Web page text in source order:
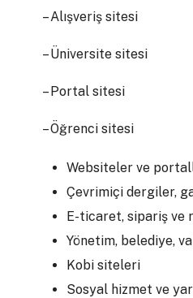
– Alışveriş sitesi
– Üniversite sitesi
– Portal sitesi
– Öğrenci sitesi
Websiteler ve
Çevrimiçi dergiler,
E-ticaret, sipariş ve
Yönetim, belediye,
Kobi siteleri
Sosyal hizmet ve